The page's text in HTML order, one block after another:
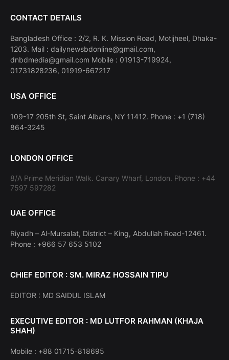
CONTACT DETAILS
Bangladesh Office : 2/2, R. K. Mission Road, Motijheel, Dhaka-
1203. Mail : dailynewsbdonline@gmail.com,
dnbdmedia@gmail.com Mobile : 01913-719924,
01731828236, 01919-667217
USA OFFICE
109-17 205th St, Saint Albans, NY 11412. Phone : +1 (718)
864-3245
LONDON OFFICE
8/A Prime Meridian Walk. Canary Wharf, London. Phone : +44
7597 597282
UAE OFFICE
Riyadh – Al-Mursalat, District – King, Abdullah Road-12461.
Phone : +966 57 653 5102
CHIEF EDITOR : SM. MIRAZ HOSSAIN TIPU
EDITOR : MD SAIDUL ISLAM
EXECUTIVE EDITOR : MD LUTFOR RAHMAN (KHAJA
SHAH)
Mobile : +88 01715-818695